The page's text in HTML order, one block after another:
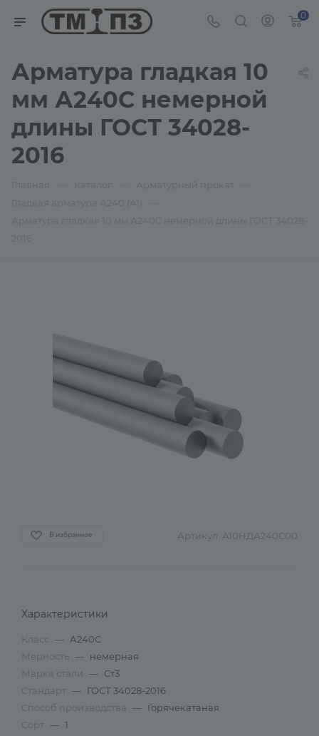
0
Арматура гладкая 10
мм А240С немерной
длины ГОСТ 34028-
2016
В избранное Артикул: А10НДА240С00
Характеристики
Класс — А240С
Мерность — немерная
Марка стали
— Ст3
Стандарт — ГОСТ 34028-2016
Способ производства
— Горячекатаная
Сорт — 1